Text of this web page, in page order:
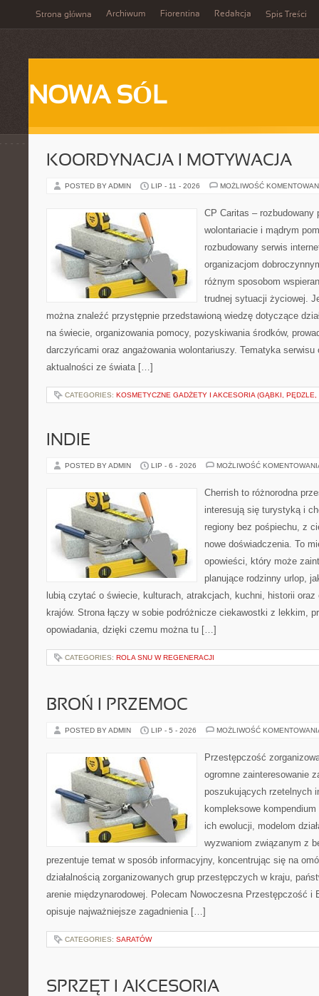
Strona główna Archiwum Fiorentina Redakcja Spis Treści
NOWA SÓL
KOORDYNACJA I MOTYWACJA
POSTED BY ADMIN LIP - 11 - 2026 MOŻLIWOŚĆ
CP Caritas – rozbudowany
wolontariacie i mądrym
rozbudowany serwis
organizacjom
różnym sposobom
trudnej sytuacji życiowej.
można znaleźć przystępnie przedstawioną wiedzę dotyczące
na świecie, organizowania pomocy, pozyskiwania środków,
darczyńcami oraz angażowania wolontariuszy. Tematyka
aktualności ze świata […]
CATEGORIES: KOSMETYCZNE GADŻETY I AKCESORIA (GĄBKI, PĘDZLE,
INDIE
POSTED BY ADMIN LIP - 6 - 2026 MOŻLIWOŚĆ
Cherrish to różnorodna
interesują się turystyką i
regiony bez pośpiechu, z
nowe doświadczenia. To
opowieści, który może
planujące rodzinny urlop,
lubią czytać o świecie, kulturach, atrakcjach, kuchni, historii
krajów. Strona łączy w sobie podróżnicze ciekawostki z lekkim,
opowiadania, dzięki czemu można tu […]
CATEGORIES: ROLA SNU W REGENERACJI
BROŃ I PRZEMOC
POSTED BY ADMIN LIP - 5 - 2026 MOŻLIWOŚĆ
Przestępczość
ogromne zainteresowanie
poszukujących rzetelnych
kompleksowe
ich ewolucji, modelom
wyzwaniom związanym z
prezentuje temat w sposób informacyjny, koncentrując się na
działalnością zorganizowanych grup przestępczych w kraju,
arenie międzynarodowej. Polecam Nowoczesna Przestępczość i
opisuje najważniejsze zagadnienia […]
CATEGORIES: SARATÓW
SPRZĘT I AKCESORIA